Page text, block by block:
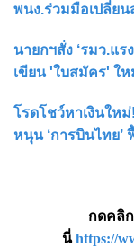
พนง.ร่วมมือเปลี่ยน
นายกฯสั่ง ‘รมว.แร
เขียน 'ใบสมัคร' ใ
โรดโชว์หาเงินให
หนุน ‘การบินไทย’
กดคลิ
นี่ https://